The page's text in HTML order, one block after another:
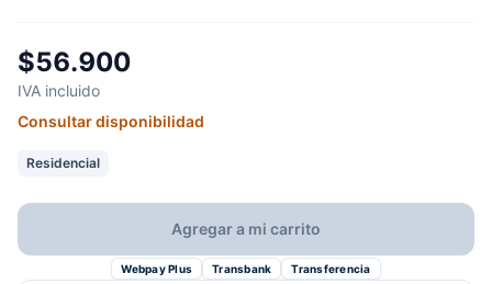
$56.900
IVA incluido
Consultar disponibilidad
Residencial
Agregar a mi carrito
Webpay Plus Transbank Transferencia